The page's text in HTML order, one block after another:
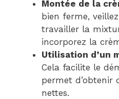
Montée de la
bien ferme,
travailler la
incorporez la
Utilisation d’un
Cela facilite le
permet d’obtenir
nettes.